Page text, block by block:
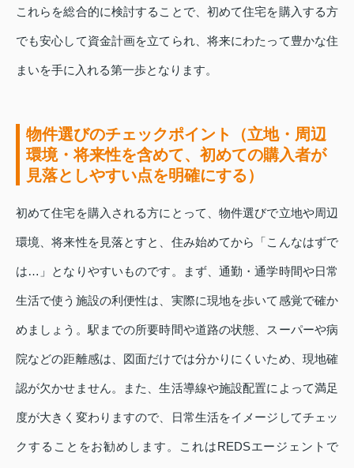
これらを総合的に検討することで、初めて住宅を購入する方
でも安心して資金計画を立てられ、将来にわたって豊かな住
まいを手に入れる第一歩となります。
物件選びのチェックポイント（立地・周辺
環境・将来性を含めて、初めての購入者が
見落としやすい点を明確にする）
初めて住宅を購入される方にとって、物件選びで立地や周辺
環境、将来性を見落とすと、住み始めてから「こんなはずで
は…」となりやすいものです。まず、通勤・通学時間や日常
生活で使う施設の利便性は、実際に現地を歩いて感覚で確か
めましょう。駅までの所要時間や道路の状態、スーパーや病
院などの距離感は、図面だけでは分かりにくいため、現地確
認が欠かせません。また、生活導線や施設配置によって満足
度が大きく変わりますので、日常生活をイメージしてチェッ
クすることをお勧めします。これはREDSエージェントで